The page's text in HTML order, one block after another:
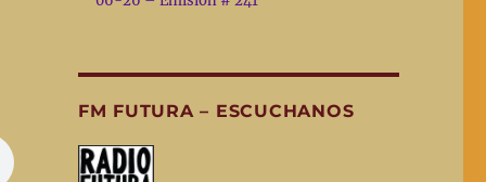
FM FUTURA – ESCUCHANOS